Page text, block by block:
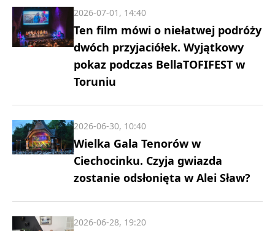
Ten film mówi o niełatwej podróży
dwóch przyjaciółek. Wyjątkowy
pokaz podczas BellaTOFIFEST w
Toruniu
2026-07-01, 14:40
Wielka Gala Tenorów w
Ciechocinku. Czyja gwiazda
zostanie odsłonięta w Alei Sław?
2026-06-30, 10:40
2026-06-28, 19:20